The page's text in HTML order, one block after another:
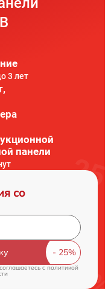
3 лет
панели
со
cполитикой